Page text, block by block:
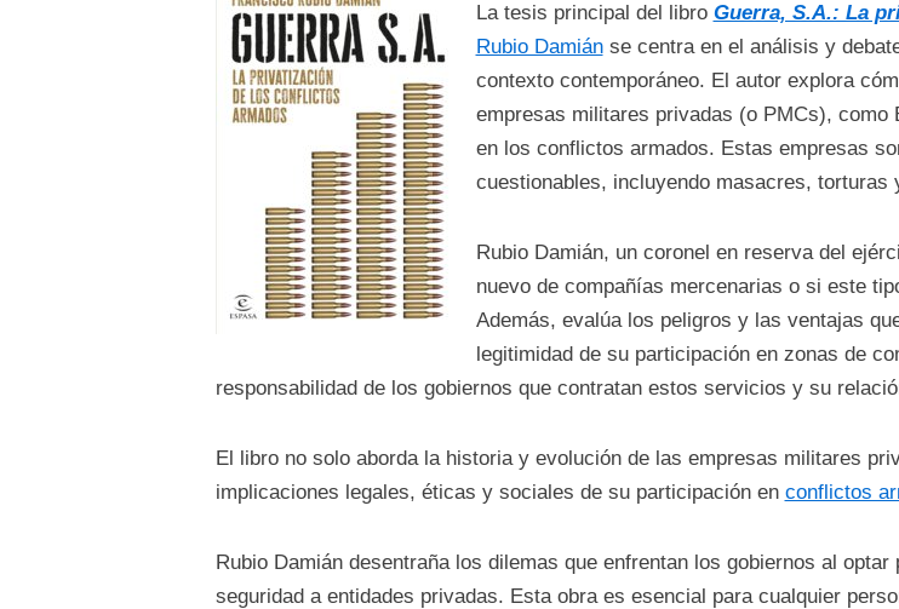
La tesis principal del libro Guerra, S.A.: La
Rubio Damiánse centra en el análisis y
contexto contemporáneo. El autor explora
empresas militares privadas (o PMCs), como
en los conflictos armados. Estas empresas
cuestionables, incluyendo masacres, torturas
Rubio Damián, un coronel en reserva del
nuevo de compañías mercenarias o si este
Además, evalúa los peligros y las ventajas
legitimidad de su participación en zonas de
responsabilidad de los gobiernos que contratan estos servicios y su
El libro no solo aborda la historia y evolución de las empresas militares
implicaciones legales, éticas y sociales de su participación en conflictos
Rubio Damián desentraña los dilemas que enfrentan los gobiernos al
seguridad a entidades privadas. Esta obra es esencial para cualquier